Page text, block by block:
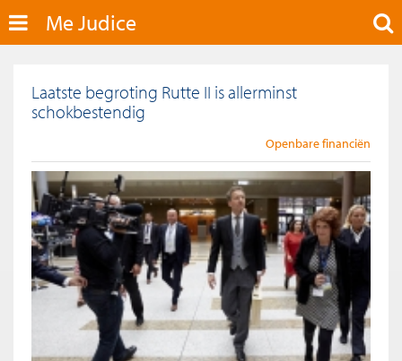
Me Judice
Laatste begroting Rutte II is allerminst
schokbestendig
Openbare financiën